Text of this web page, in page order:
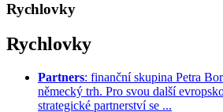
Rychlovky
Rychlovky
Partners: finanční skupina Petra
německý trh. Pro svou další
strategické partnerství se ...